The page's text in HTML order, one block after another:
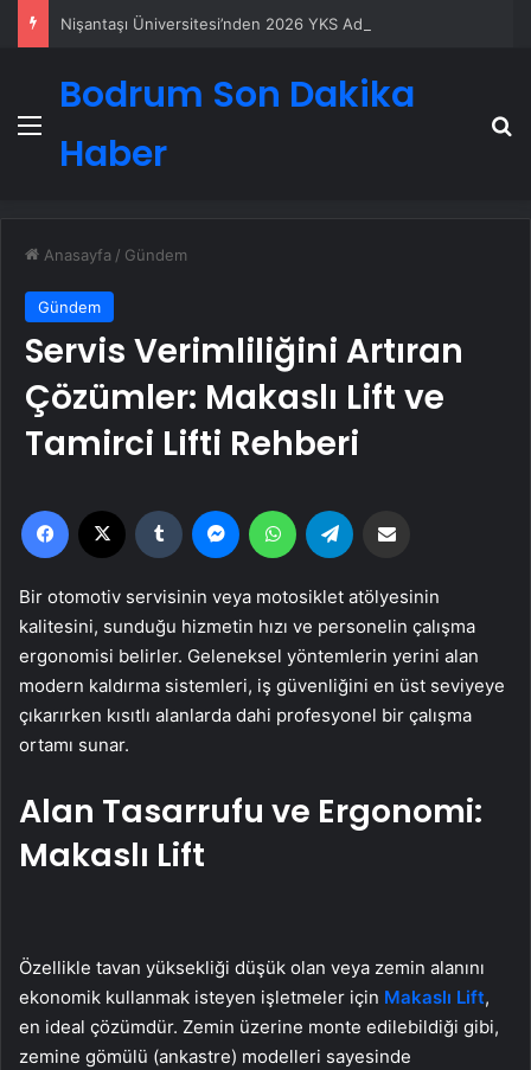
Menü
Bodrum Son Dakika
Haber
Anasayfa / Gündem
Gündem
Servis Verimliliğini Artıran
Çözümler: Makaslı Lift ve
Tamirci Lifti Rehberi
Facebook Tumblr MessengerWhatsApp
Bir otomotiv servisinin veya motosiklet atölyesinin
kalitesini, sunduğu hizmetin hızı ve personelin çalışma
ergonomisi belirler. Geleneksel yöntemlerin yerini alan
modern kaldırma sistemleri, iş güvenliğini en üst seviyeye
çıkarırken kısıtlı alanlarda dahi profesyonel bir çalışma
ortamı sunar.
Alan Tasarrufu ve Ergonomi:
Makaslı Lift
Özellikle tavan yüksekliği düşük olan veya zemin alanını
ekonomik kullanmak isteyen işletmeler için Makaslı Lift,
en ideal çözümdür. Zemin üzerine monte edilebildiği gibi,
zemine gömülü (ankastre) modelleri sayesinde